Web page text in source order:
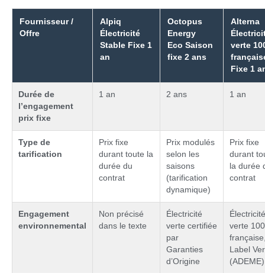
Fournisseur /
Offre
Alpiq
Électricité
Stable Fixe 1
an
Octopus
Energy
Eco Saison
fixe 2 ans
Alterna
verte
Fixe 1
Durée de
l’engagement
prix fixe
1 an 2 ans 1 an
Type de
tarification
Prix fixe
durant toute la
durée du
contrat
Prix modulés
selon les
saisons
(tarification
dynamique)
Prix fixe
durant
la durée
contrat
Engagement
environnemental
Non précisé
dans le texte
Électricité
verte certifiée
par
Garanties
d’Origine
Électricité
verte
Label
(ADEME)